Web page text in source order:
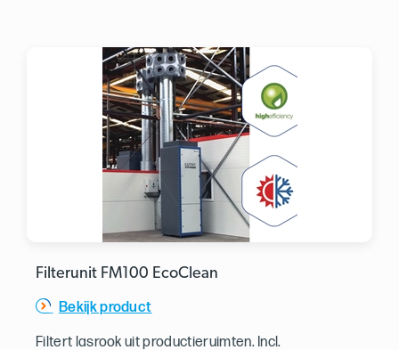
Filterunit FM100 EcoClean
Bekijk product
Filtert lasrook uit productieruimten. Incl.